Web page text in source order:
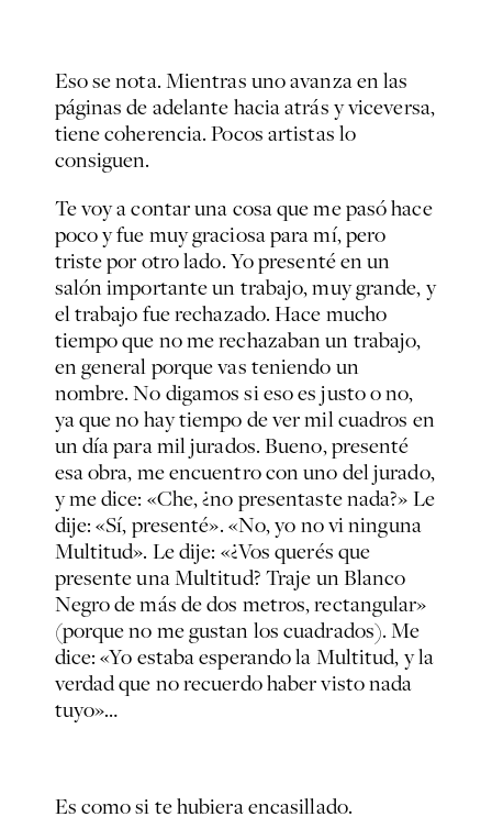
Eso se nota. Mientras uno avanza en las
páginas de adelante hacia atrás y viceversa,
tiene coherencia. Pocos artistas lo
consiguen.
Te voy a contar una cosa que me pasó hace
poco y fue muy graciosa para mí, pero
triste por otro lado. Yo presenté en un
salón importante un trabajo, muy grande, y
el trabajo fue rechazado. Hace mucho
tiempo que no me rechazaban un trabajo,
en general porque vas teniendo un
nombre. No digamos si eso es justo o no,
ya que no hay tiempo de ver mil cuadros en
un día para mil jurados. Bueno, presenté
esa obra, me encuentro con uno del jurado,
y me dice: «Che, ¿no presentaste nada?» Le
dije: «Sí, presenté». «No, yo no vi ninguna
Multitud». Le dije: «¿Vos querés que
presente unaMultitud? Traje unBlanco
Negrode más de dos metros, rectangular»
(porque no me gustan los cuadrados). Me
dice: «Yo estaba esperando laMultitud,y la
verdad que no recuerdo haber visto nada
tuyo»…
Es como si te hubiera encasillado.